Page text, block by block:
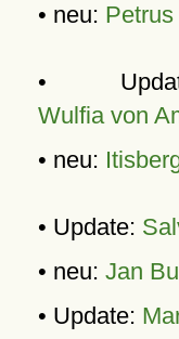
• neu:
•
Wulfia von
• neu:
• Update:
• neu: Jan
• Update: